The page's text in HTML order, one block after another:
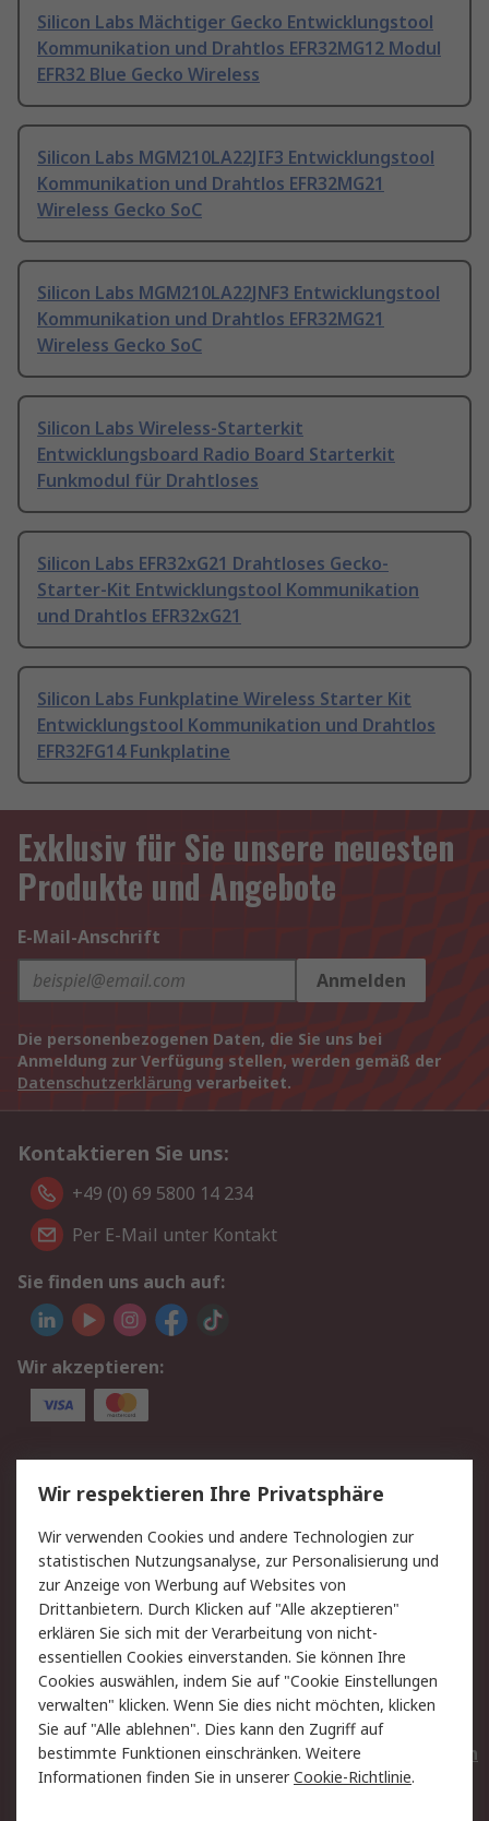
Silicon Labs Mächtiger Gecko Entwicklungstool
Kommunikation und Drahtlos EFR32MG12 Modul
EFR32 Blue Gecko Wireless
Silicon Labs MGM210LA22JIF3 Entwicklungstool
Kommunikation und Drahtlos EFR32MG21
Wireless Gecko SoC
Silicon Labs MGM210LA22JNF3 Entwicklungstool
Kommunikation und Drahtlos EFR32MG21
Wireless Gecko SoC
Silicon Labs Wireless-Starterkit
Entwicklungsboard Radio Board Starterkit
Funkmodul für Drahtloses
Silicon Labs EFR32xG21 Drahtloses Gecko-
Starter-Kit Entwicklungstool Kommunikation
und Drahtlos EFR32xG21
Silicon Labs Funkplatine Wireless Starter Kit
Entwicklungstool Kommunikation und Drahtlos
EFR32FG14 Funkplatine
Exklusiv für Sie unsere neuesten
Produkte und Angebote
E-Mail-Anschrift
Anmelden
Die personenbezogenen Daten, die Sie uns bei
Anmeldung zur Verfügung stellen, werden gemäß der
Datenschutzerklärung verarbeitet.
Kontaktieren Sie uns:
+49 (0) 69 5800 14 234
Per E-Mail unter Kontakt
Sie finden uns auch auf:
Wir akzeptieren:
Service
Value Added Services
Lieferlösungen
Rücksendungen
Kontakt
Hilfe
Privatkunden
Rechtliches
AGB
Datenschutz
Cookie-Richtlinie
Zahlungsbedingungen
Copyright/Impressum
Entsorgung
Elektrogeräte/Batterien
Wir respektieren Ihre Privatsphäre
Wir verwenden Cookies und andere Technologien zur
statistischen Nutzungsanalyse, zur Personalisierung und
zur Anzeige von Werbung auf Websites von
Drittanbietern. Durch Klicken auf "Alle akzeptieren"
erklären Sie sich mit der Verarbeitung von nicht-
essentiellen Cookies einverstanden. Sie können Ihre
Cookies auswählen, indem Sie auf "Cookie Einstellungen
verwalten" klicken. Wenn Sie dies nicht möchten, klicken
Sie auf "Alle ablehnen". Dies kann den Zugriff auf
bestimmte Funktionen einschränken. Weitere
Informationen finden Sie in unsererCookie-Richtlinie.